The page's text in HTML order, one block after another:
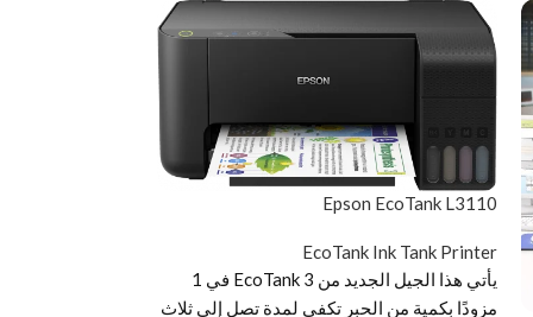
Epson EcoTank L3110
EcoTank Ink Tank Printer
يأتي هذا الجيل الجديد من EcoTank 3 في 1
مزودًا بكمية من الحبر تكفي لمدة تصل إلى ثلاث